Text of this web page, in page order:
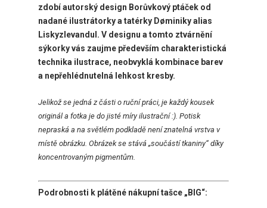
zdobí autorský design Borůvkový ptáček od
nadané ilustrátorky a tatérky Døminiky alias
Liskyzlevandul. V designu a tomto ztvárnění
sýkorky vás zaujme především charakteristická
technika ilustrace, neobvyklá kombinace barev
a nepřehlédnutelná lehkost kresby.
Jelikož se jedná z části o ruční práci, je každý kousek
originál a fotka je do jisté míry ilustrační :). Potisk
nepraská a na světlém podkladě není znatelná vrstva v
místě obrázku. Obrázek se stává „součástí tkaniny“ díky
koncentrovaným pigmentům.
Podrobnosti k plátěné nákupní tašce „BIG“: